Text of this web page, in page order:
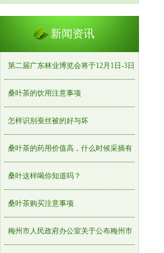
新闻资讯
第二届广东林业博览会将于12月1日-3日
在梅州世界客商中心举办
桑叶茶的饮用注意事项
怎样识别蚕丝被的好与坏
桑叶茶的药用价值高，什么时候采摘有
诀窍，桑叶茶制作
桑叶这样喝你知道吗？
桑叶茶购买注意事项
梅州市人民政府办公室关于公布梅州市